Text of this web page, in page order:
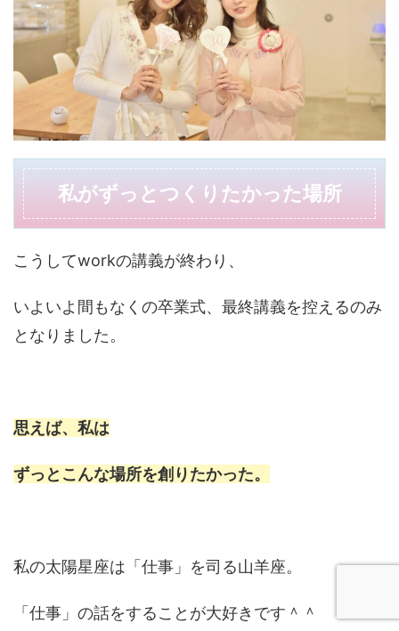
私がずっとつくりたかった場所
こうしてworkの講義が終わり、
いよいよ間もなくの卒業式、最終講義を控えるのみ
となりました。
思えば、私は
ずっとこんな場所を創りたかった。
私の太陽星座は「仕事」を司る山羊座。
「仕事」の話をすることが大好きです＾＾